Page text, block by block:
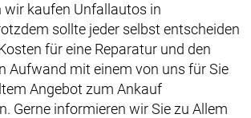
wir kaufen Unfallautos in
sollte jeder selbst entscheiden
für eine Reparatur und den
Aufwand mit einem von uns für Sie
Angebot zum Ankauf
Gerne informieren wir Sie zu Allem